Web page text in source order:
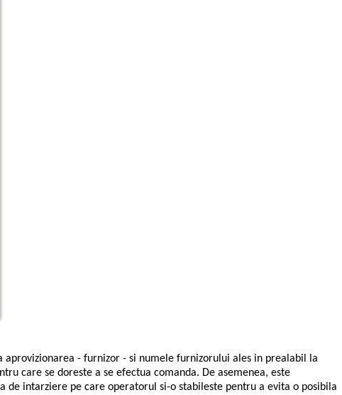
- furnizor - si numele furnizorului ales in prealabil la
care se doreste a se efectua comanda. De asemenea, este
intarziere pe care operatorul si-o stabileste pentru a evita o posibila